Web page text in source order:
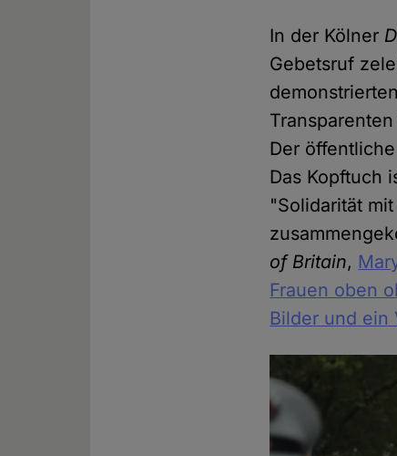
In der Kölner
Gebetsruf
Der
Das Kopftuch
"Solidarität
of Britain,
Frauen oben
Bilder und ein